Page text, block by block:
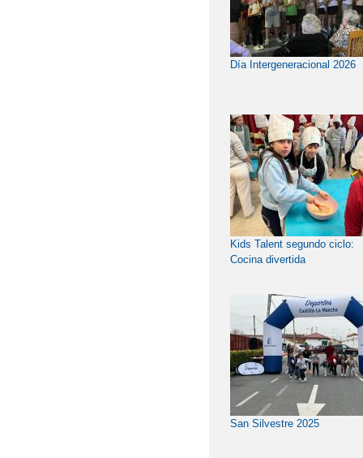
Día Intergeneracional 2026
Kids Talent segundo ciclo:
Cocina divertida
San Silvestre 2025